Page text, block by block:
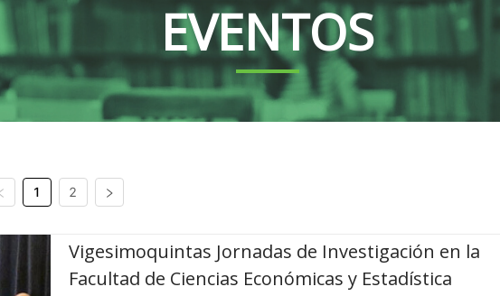
EVENTOS
1 2
Vigesimoquintas Jornadas de Investigación en la
Facultad de Ciencias Económicas y Estadística